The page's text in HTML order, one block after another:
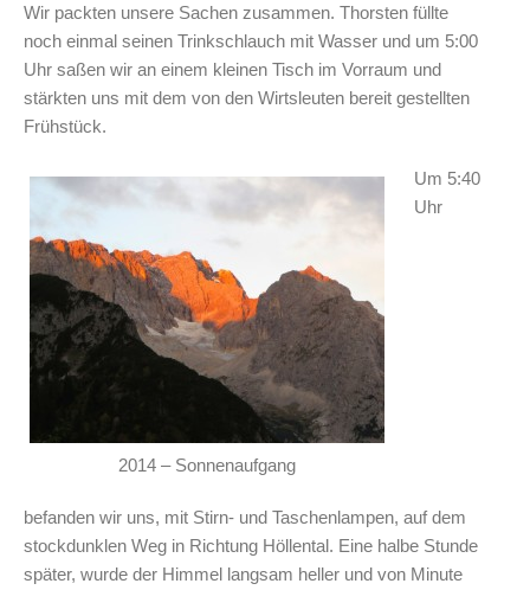
Wir packten unsere Sachen zusammen. Thorsten füllte
noch einmal seinen Trinkschlauch mit Wasser und um 5:00
Uhr saßen wir an einem kleinen Tisch im Vorraum und
stärkten uns mit dem von den Wirtsleuten bereit gestellten
Frühstück.
2014 – Sonnenaufgang
Um 5:40
Uhr
befanden wir uns, mit Stirn- und Taschenlampen, auf dem
stockdunklen Weg in Richtung Höllental. Eine halbe Stunde
später, wurde der Himmel langsam heller und von Minute